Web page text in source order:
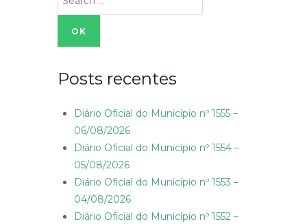
for:
Posts recentes
Diário Oficial do Município nº 1555 –
06/08/2026
Diário Oficial do Município nº 1554 –
05/08/2026
Diário Oficial do Município nº 1553 –
04/08/2026
Diário Oficial do Município nº 1552 –